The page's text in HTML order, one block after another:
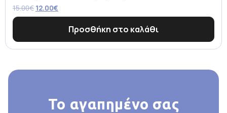
15.00€ 12.00€
Προσθήκη στο καλάθι
Το αγαπημένο σας